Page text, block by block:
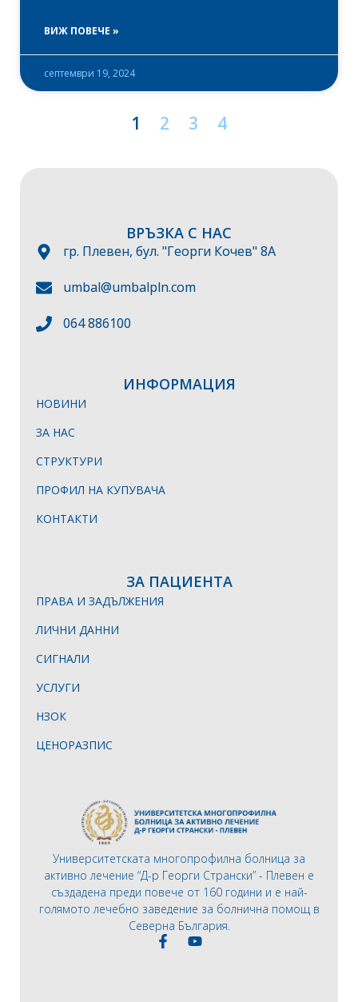
ВИЖ ПОВЕЧЕ »
септември 19, 2024
1 2 3 4
Университетската многопрофилна болница за
активно лечение “Д-р Георги Странски” - Плевен е
създадена преди повече от 160 години и е най-
голямото лечебно заведение за болнична помощ в
Северна България.
ИНФОРМАЦИЯ
НОВИНИ
ЗА НАС
СТРУКТУРИ
ПРОФИЛ НА КУПУВАЧА
КОНТАКТИ
ЗА ПАЦИЕНТА
ПРАВА И ЗАДЪЛЖЕНИЯ
ЛИЧНИ ДАННИ
СИГНАЛИ
УСЛУГИ
НЗОК
ЦЕНОРАЗПИС
ВРЪЗКА С НАС
гр. Плевен, бул. "Георги Кочев" 8А
umbal@umbalpln.com
064 886100